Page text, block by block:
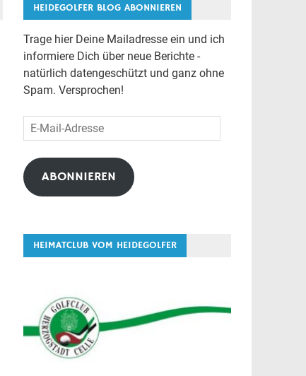
HEIDEGOLFER BLOG ABONNIEREN
Trage hier Deine Mailadresse ein und ich
informiere Dich über neue Berichte -
natürlich datengeschützt und ganz ohne
Spam. Versprochen!
E-
Mail-
Adresse
ABONNIEREN
HEIMATCLUB VOM HEIDEGOLFER